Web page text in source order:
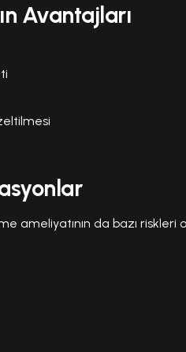
Avantajları
ameliyatının da bazı riskleri